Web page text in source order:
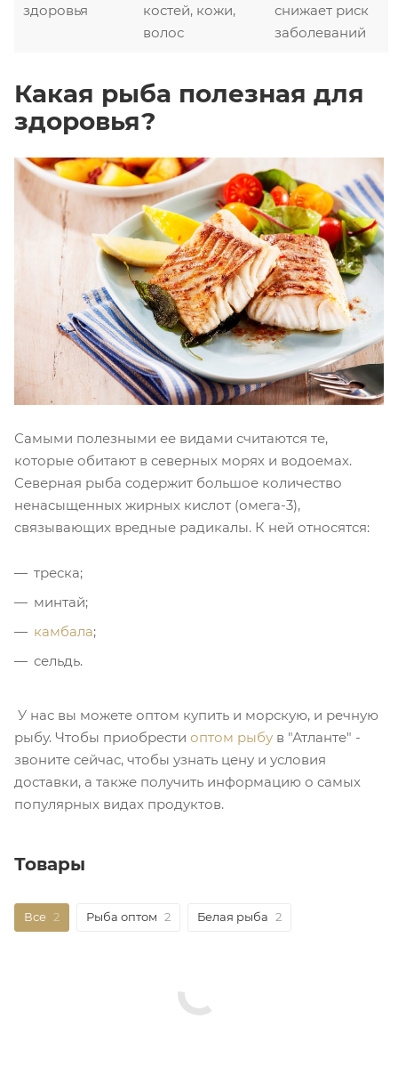
здоровья
костей, кожи,
волос
снижает риск
заболеваний
Какая рыба полезная для
здоровья?
Самыми полезными ее видами считаются те,
которые обитают в северных морях и водоемах.
Северная рыба содержит большое количество
ненасыщенных жирных кислот (омега-3),
связывающих вредные радикалы. К ней относятся:
треска;
минтай;
камбала;
сельдь.
У нас вы можете оптом купить и морскую, и речную
рыбу. Чтобы приобрести оптом рыбу в "Атланте" -
звоните сейчас, чтобы узнать цену и условия
доставки, а также получить информацию о самых
популярных видах продуктов.
Товары
Все 2 Рыба оптом 2 Белая рыба 2